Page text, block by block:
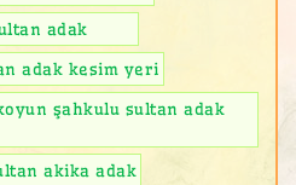
adak
adak kesim yeri
şahkulu sultan adak
akika adak